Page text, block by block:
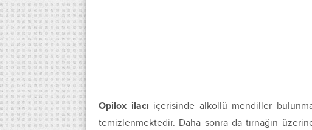
Opilox ilacı içerisinde alkollü mendiller
temizlenmektedir. Daha sonra da tırnağın